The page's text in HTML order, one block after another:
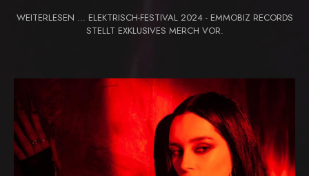
WEITERLESEN … ELEKTRISCH-FESTIVAL 2024 - EMMOBIZ RECORDS
STELLT EXKLUSIVES MERCH VOR.